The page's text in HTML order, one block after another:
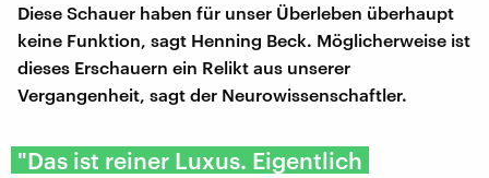
Diese Schauer haben für unser Überleben überhaupt
keine Funktion, sagt Henning Beck. Möglicherweise ist
dieses Erschauern ein Relikt aus unserer
Vergangenheit, sagt der Neurowissenschaftler.
"Das ist reiner Luxus. Eigentlich